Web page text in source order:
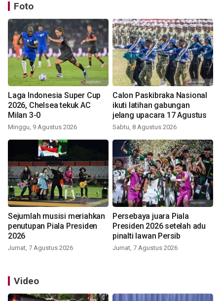
Foto
Laga Indonesia Super Cup
2026, Chelsea tekuk AC
Milan 3-0
Minggu, 9 Agustus 2026
Calon Paskibraka Nasional
ikuti latihan gabungan
jelang upacara 17 Agustus
Sabtu, 8 Agustus 2026
Sejumlah musisi meriahkan
penutupan Piala Presiden
2026
Jumat, 7 Agustus 2026
Persebaya juara Piala
Presiden 2026 setelah adu
pinalti lawan Persib
Jumat, 7 Agustus 2026
Video